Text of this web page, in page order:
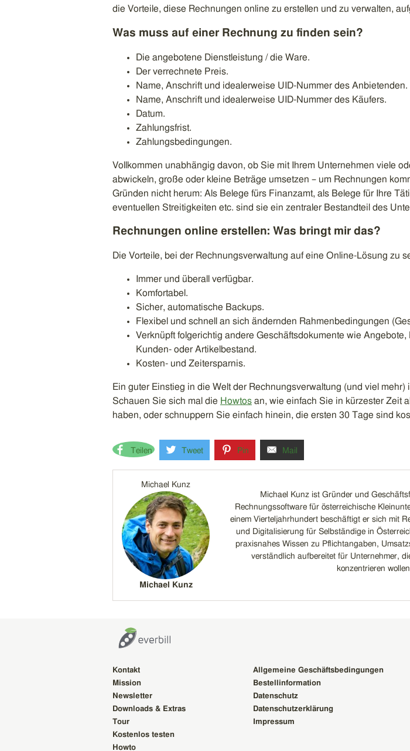
die Vorteile, diese Rechnungen online zu erstellen und zu verwalten,
Was muss auf einer Rechnung zu finden sein?
Die angebotene Dienstleistung / die Ware.
Der verrechnete Preis.
Name, Anschrift und idealerweise UID-Nummer des Anbietenden.
Name, Anschrift und idealerweise UID-Nummer des Käufers.
Datum.
Zahlungsfrist.
Zahlungsbedingungen.
Vollkommen unabhängig davon, ob Sie mit Ihrem Unternehmen viele
abwickeln, große oder kleine Beträge umsetzen – um Rechnungen
Gründen nicht herum: Als Belege fürs Finanzamt, als Belege für Ihre
eventuellen Streitigkeiten etc. sind sie ein zentraler Bestandteil des
Rechnungen online erstellen: Was bringt mir das?
Die Vorteile, bei der Rechnungsverwaltung auf eine Online-Lösung zu
Immer und überall verfügbar.
Komfortabel.
Sicher, automatische Backups.
Flexibel und schnell an sich ändernden Rahmenbedingungen
Verknüpft folgerichtig andere Geschäftsdokumente wie
Kunden- oder Artikelbestand.
Kosten- und Zeitersparnis.
Ein guter Einstieg in die Welt der Rechnungsverwaltung (und viel mehr)
Schauen Sie sich mal die Howtos an, wie einfach Sie in kürzester Zeit
haben, oder schnuppern Sie einfach hinein, die ersten 30 Tage sind
Teilen Tweet Pin Mail
Michael Kunz
Michael Kunz
Michael Kunz ist Gründer und
Rechnungssoftware für österreichische
einem Vierteljahrhundert beschäftigt er sich mit
und Digitalisierung für Selbständige in
praxisnahes Wissen zu Pflichtangaben,
verständlich aufbereitet für Unternehmer,
konzentrieren
Kontakt
Mission
Newsletter
Downloads & Extras
Tour
Kostenlos testen
Howto
Allgemeine Geschäftsbedingungen
Bestellinformation
Datenschutz
Datenschutzerklärung
Impressum